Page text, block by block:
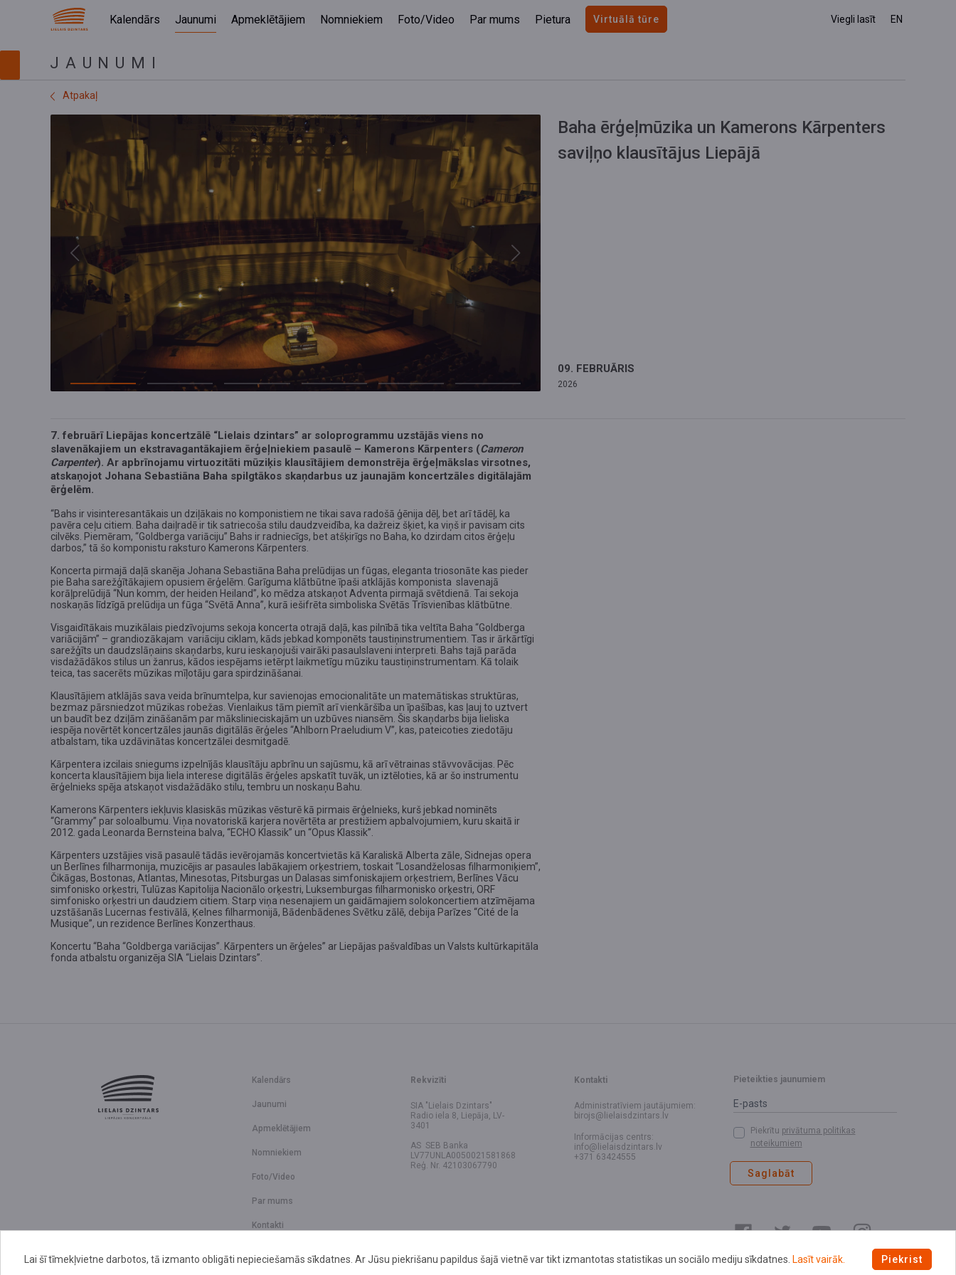
Kalendārs Jaunumi Apmeklētājiem Nomniekiem Foto/Video Par mums Pietura Virtuālā tūre Viegli lasīt EN
JAUNUMI
Atpakaļ
Previous Next
Baha ērģeļmūzika un Kamerons Kārpenters
saviļņo klausītājus Liepājā
09. FEBRUĀRIS
2026
7. februārī Liepājas koncertzālē “Lielais dzintars” ar soloprogrammu uzstājās viens no
slavenākajiem un ekstravagantākajiem ērģeļniekiem pasaulē – Kamerons Kārpenters (Cameron
Carpenter). Ar apbrīnojamu virtuozitāti mūziķis klausītājiem demonstrēja ērģeļmākslas virsotnes,
atskaņojot Johana Sebastiāna Baha spilgtākos skaņdarbus uz jaunajām koncertzāles digitālajām
ērģelēm.
“Bahs ir visinteresantākais un dziļākais no komponistiem ne tikai sava radošā ģēnija dēļ, bet arī tādēļ, ka
pavēra ceļu citiem. Baha daiļradē ir tik satriecoša stilu daudzveidība, ka dažreiz šķiet, ka viņš ir pavisam cits
cilvēks. Piemēram, “Goldberga variāciju” Bahs ir radniecīgs, bet atšķirīgs no Baha, ko dzirdam citos ērģeļu
darbos,” tā šo komponistu raksturo Kamerons Kārpenters.
Koncerta pirmajā daļā skanēja Johana Sebastiāna Baha prelūdijas un fūgas, eleganta triosonāte kas pieder
pie Baha sarežģītākajiem opusiem ērģelēm. Garīguma klātbūtne īpaši atklājās komponista slavenajā
korāļprelūdijā “Nun komm, der heiden Heiland”, ko mēdza atskaņot Adventa pirmajā svētdienā. Tai sekoja
noskaņās līdzīgā prelūdija un fūga “Svētā Anna”, kurā iešifrēta simboliska Svētās Trīsvienības klātbūtne.
Visgaidītākais muzikālais piedzīvojums sekoja koncerta otrajā daļā, kas pilnībā tika veltīta Baha “Goldberga
variācijām” – grandiozākajam variāciju ciklam, kāds jebkad komponēts taustiņinstrumentiem. Tas ir ārkārtīgi
sarežģīts un daudzslāņains skaņdarbs, kuru ieskaņojuši vairāki pasaulslaveni interpreti. Bahs tajā parāda
visdažādākos stilus un žanrus, kādos iespējams ietērpt laikmetīgu mūziku taustiņinstrumentam. Kā tolaik
teica, tas sacerēts mūzikas mīļotāju gara spirdzināšanai.
Klausītājiem atklājās sava veida brīnumtelpa, kur savienojas emocionalitāte un matemātiskas struktūras,
bezmaz pārsniedzot mūzikas robežas. Vienlaikus tām piemīt arī vienkāršība un īpašības, kas ļauj to uztvert
un baudīt bez dziļām zināšanām par mākslinieciskajām un uzbūves niansēm. Šis skaņdarbs bija lieliska
iespēja novērtēt koncertzāles jaunās digitālās ērģeles “Ahlborn Praeludium V”, kas, pateicoties ziedotāju
atbalstam, tika uzdāvinātas koncertzālei desmitgadē.
Kārpentera izcilais sniegums izpelnījās klausītāju apbrīnu un sajūsmu, kā arī vētrainas stāvvovācijas. Pēc
koncerta klausītājiem bija liela interese digitālās ērģeles apskatīt tuvāk, un iztēloties, kā ar šo instrumentu
ērģelnieks spēja atskaņot visdažādāko stilu, tembru un noskaņu Bahu.
Kamerons Kārpenters iekļuvis klasiskās mūzikas vēsturē kā pirmais ērģelnieks, kurš jebkad nominēts
“Grammy” par soloalbumu. Viņa novatoriskā karjera novērtēta ar prestižiem apbalvojumiem, kuru skaitā ir
2012. gada Leonarda Bernsteina balva, “ECHO Klassik” un “Opus Klassik”.
Kārpenters uzstājies visā pasaulē tādās ievērojamās koncertvietās kā Karaliskā Alberta zāle, Sidnejas opera
un Berlīnes filharmonija, muzicējis ar pasaules labākajiem orķestriem, toskait “Losandželosas filharmoniķiem”,
Čikāgas, Bostonas, Atlantas, Minesotas, Pitsburgas un Dalasas simfoniskajiem orķestriem, Berlīnes Vācu
simfonisko orķestri, Tulūzas Kapitolija Nacionālo orķestri, Luksemburgas filharmonisko orķestri, ORF
simfonisko orķestri un daudziem citiem. Starp viņa nesenajiem un gaidāmajiem solokoncertiem atzīmējama
uzstāšanās Lucernas festivālā, Ķelnes filharmonijā, Bādenbādenes Svētku zālē, debija Parīzes “Cité de la
Musique”, un rezidence Berlīnes Konzerthaus.
Koncertu “Baha “Goldberga variācijas”. Kārpenters un ērģeles” ar Liepājas pašvaldības un Valsts kultūrkapitāla
fonda atbalstu organizēja SIA “Lielais Dzintars”.
Kalendārs
Jaunumi
Apmeklētājiem
Nomniekiem
Foto/Video
Par mums
Kontakti
Rekvizīti
SIA "Lielais Dzintars"
Radio iela 8, Liepāja, LV-
3401
AS SEB Banka
LV77UNLA0050021581868
Reģ. Nr. 42103067790
Kontakti
Administratīviem jautājumiem:
birojs@lielaisdzintars.lv
Informācijas centrs:
info@lielaisdzintars.lv
+371 63424555
Pieteikties jaunumiem
Piekrītu privātuma politikas
noteikumiem
Saglabāt
Lai šī tīmekļvietne darbotos, tā izmanto obligāti nepieciešamās sīkdatnes. Ar Jūsu piekrišanu papildus šajā vietnē var tikt izmantotas statistikas un sociālo mediju sīkdatnes. Lasīt vairāk. Piekrist